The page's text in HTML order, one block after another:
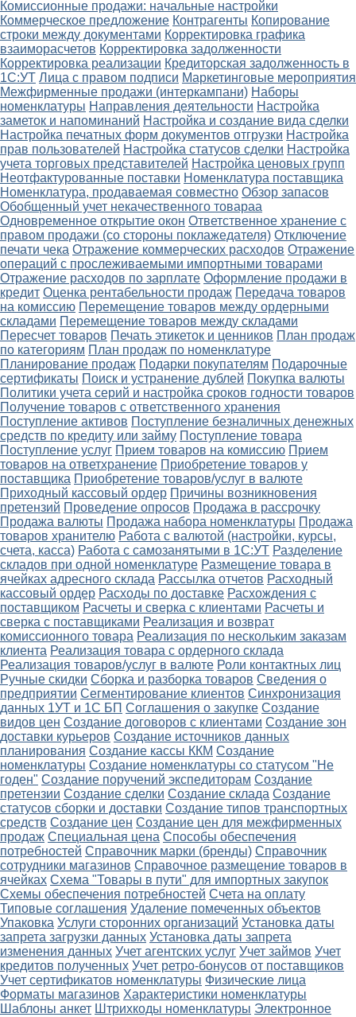
Комиссионные продажи: начальные настройки
Коммерческое предложение Контрагенты Копирование
строки между документами Корректировка графика
взаиморасчетов Корректировка задолженности
Корректировка реализации Кредиторская задолженность в
1С:УТ Лица с правом подписи Маркетинговые мероприятия
Межфирменные продажи (интеркампани) Наборы
номенклатуры Направления деятельности Настройка
заметок и напоминаний Настройка и создание вида сделки
Настройка печатных форм документов отгрузки Настройка
прав пользователей Настройка статусов сделки Настройка
учета торговых представителей Настройка ценовых групп
Неотфактурованные поставки Номенклатура поставщика
Номенклатура, продаваемая совместно Обзор запасов
Обобщенный учет некачественного товараа
Одновременное открытие окон Ответственное хранение с
правом продажи (со стороны поклажедателя) Отключение
печати чека Отражение коммерческих расходов Отражение
операций с прослеживаемыми импортными товарами
Отражение расходов по зарплате Оформление продажи в
кредит Оценка рентабельности продаж Передача товаров
на комиссию Перемещение товаров между ордерными
складами Перемещение товаров между складами
Пересчет товаров Печать этикеток и ценников План продаж
по категориям План продаж по номенклатуре
Планирование продаж Подарки покупателям Подарочные
сертификаты Поиск и устранение дублей Покупка валюты
Политики учета серий и настройка сроков годности товаров
Получение товаров с ответственного хранения
Поступление активов Поступление безналичных денежных
средств по кредиту или займу Поступление товара
Поступление услуг Прием товаров на комиссию Прием
товаров на ответхранение Приобретение товаров у
поставщика Приобретение товаров/услуг в валюте
Приходный кассовый ордер Причины возникновения
претензий Проведение опросов Продажа в рассрочку
Продажа валюты Продажа набора номенклатуры Продажа
товаров хранителю Работа с валютой (настройки, курсы,
счета, касса) Работа с самозанятыми в 1С:УТ Разделение
складов при одной номенклатуре Размещение товара в
ячейках адресного склада Рассылка отчетов Расходный
кассовый ордер Расходы по доставке Расхождения с
поставщиком Расчеты и сверка с клиентами Расчеты и
сверка с поставщиками Реализация и возврат
комиссионного товара Реализация по нескольким заказам
клиента Реализация товара с ордерного склада
Реализация товаров/услуг в валюте Роли контактных лиц
Ручные скидки Сборка и разборка товаров Сведения о
предприятии Сегментирование клиентов Синхронизация
данных 1УТ и 1С БП Соглашения о закупке Создание
видов цен Создание договоров с клиентами Создание зон
доставки курьеров Создание источников данных
планирования Создание кассы ККМ Создание
номенклатуры Создание номенклатуры со статусом "Не
годен" Создание поручений экспедиторам Создание
претензии Создание сделки Создание склада Создание
статусов сборки и доставки Создание типов транспортных
средств Создание цен Создание цен для межфирменных
продаж Специальная цена Способы обеспечения
потребностей Справочник марки (бренды) Справочник
сотрудники магазинов Справочное размещение товаров в
ячейках Схема "Товары в пути" для импортных закупок
Схемы обеспечения потребностей Счета на оплату
Типовые соглашения Удаление помеченных объектов
Упаковка Услуги сторонних организаций Установка даты
запрета загрузки данных Установка даты запрета
изменения данных Учет агентских услуг Учет займов Учет
кредитов полученных Учет ретро-бонусов от поставщиков
Учет сертификатов номенклатуры Физические лица
Форматы магазинов Характеристики номенклатуры
Шаблоны анкет Штрихкоды номенклатуры Электронное